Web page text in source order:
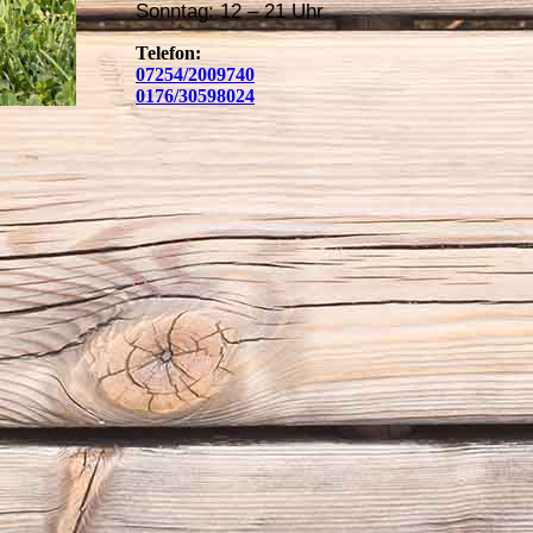
Sonntag: 12 – 21 Uhr
Telefon:
07254/2009740
0176/30598024